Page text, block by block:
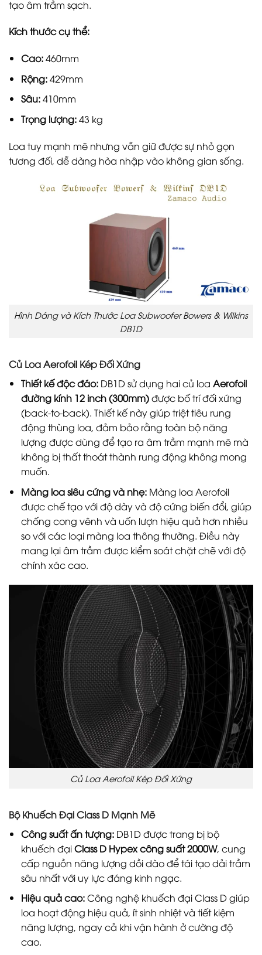
tạo âm trầm sạch.
Kích thước cụ thể:
Cao:460mm
Rộng:429mm
Sâu:410mm
Trọng lượng:43 kg
Loa tuy mạnh mẽ nhưng vẫn giữ được sự nhỏ gọn
tương đối, dễ dàng hòa nhập vào không gian sống.
Hình Dáng và Kích Thước Loa Subwoofer Bowers & Wilkins
DB1D
Củ Loa Aerofoil Kép Đối Xứng
Thiết kế độc đáo:DB1D sử dụng hai củ loa Aerofoil
đường kính 12 inch (300mm)được bố trí đối xứng
(back-to-back). Thiết kế này giúp triệt tiêu rung
động thùng loa, đảm bảo rằng toàn bộ năng
lượng được dùng để tạo ra âm trầm mạnh mẽ mà
không bị thất thoát thành rung động không mong
muốn.
Màng loa siêu cứng và nhẹ:Màng loa Aerofoil
được chế tạo với độ dày và độ cứng biến đổi, giúp
chống cong vênh và uốn lượn hiệu quả hơn nhiều
so với các loại màng loa thông thường. Điều này
mang lại âm trầm được kiểm soát chặt chẽ với độ
chính xác cao.
Củ Loa Aerofoil Kép Đối Xứng
Bộ Khuếch Đại Class D Mạnh Mẽ
Công suất ấn tượng:DB1D được trang bị bộ
khuếch đạiClass D Hypex công suất 2000W, cung
cấp nguồn năng lượng dồi dào để tái tạo dải trầm
sâu nhất với uy lực đáng kinh ngạc.
Hiệu quả cao:Công nghệ khuếch đại Class D giúp
loa hoạt động hiệu quả, ít sinh nhiệt và tiết kiệm
năng lượng, ngay cả khi vận hành ở cường độ
cao.